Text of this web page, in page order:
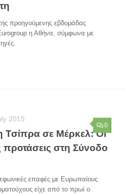
προηγούμενης εβδομάδας
η Αθήνα, σύμφωνα με
0
2015
Τσίπρα σε Μέρκελ: Οι
προτάσεις στη Σύνοδο
επαφές με Ευρωπαίους
είχε από το πρωί ο